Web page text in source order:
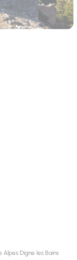
Digne les Bains